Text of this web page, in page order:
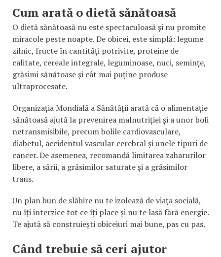
Cum arată o dietă sănătoasă
O dietă sănătoasă nu este spectaculoasă și nu promite
miracole peste noapte. De obicei, este simplă: legume
zilnic, fructe în cantități potrivite, proteine de
calitate, cereale integrale, leguminoase, nuci, semințe,
grăsimi sănătoase și cât mai puține produse
ultraprocesate.
Organizația Mondială a Sănătății arată că o alimentație
sănătoasă ajută la prevenirea malnutriției și a unor boli
netransmisibile, precum bolile cardiovasculare,
diabetul, accidentul vascular cerebral și unele tipuri de
cancer. De asemenea, recomandă limitarea zaharurilor
libere, a sării, a grăsimilor saturate și a grăsimilor
trans.
Un plan bun de slăbire nu te izolează de viața socială,
nu îți interzice tot ce îți place și nu te lasă fără energie.
Te ajută să construiești obiceiuri mai bune, pas cu pas.
Când trebuie să ceri ajutor